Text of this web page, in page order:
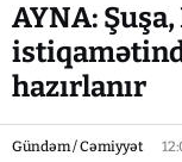
AYNA:
hazırlanır
Gündəm / Cəmiyyət